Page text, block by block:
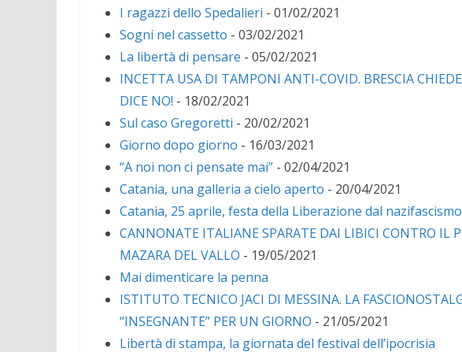
I ragazzi dello Spedalieri - 01/02/2021
Sogni nel cassetto - 03/02/2021
La libertà di pensare - 05/02/2021
INCETTA USA DI TAMPONI ANTI-COVID. BRESCIA
DICE NO! - 18/02/2021
Sul caso Gregoretti - 20/02/2021
Giorno dopo giorno - 16/03/2021
“A noi non ci pensate mai” - 02/04/2021
Catania, una galleria a cielo aperto - 20/04/2021
Catania, 25 aprile, festa della Liberazione dal
CANNONATE ITALIANE SPARATE DAI LIBICI CONTRO IL
MAZARA DEL VALLO - 19/05/2021
Mai dimenticare la penna
ISTITUTO TECNICO JACI DI MESSINA. LA
“INSEGNANTE” PER UN GIORNO - 21/05/2021
Libertà di stampa, la giornata del festival dell’ipocrisia